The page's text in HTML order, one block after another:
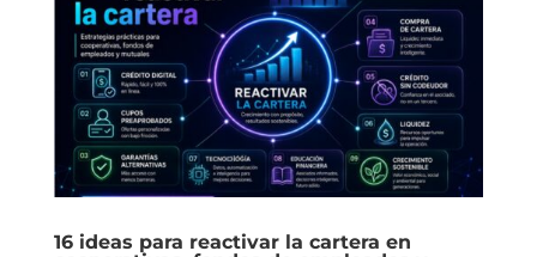
16 ideas para reactivar la cartera en